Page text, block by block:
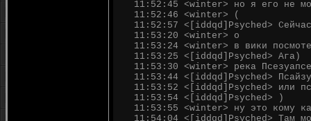
11:52:45 <winter> но я его не
11:52:46 <winter> (
11:52:57 <[iddqd]Psyched>
11:53:20 <winter> о
11:53:24 <winter> в вики
11:53:25 <[iddqd]Psyched> Ага)
11:53:30 <winter> река
11:53:44 <[iddqd]Psyched>
11:53:52 <[iddqd]Psyched> или
11:53:54 <[iddqd]Psyched> )
11:53:55 <winter> ну это кому
11:54:04 <[iddqd]Psyched> Там